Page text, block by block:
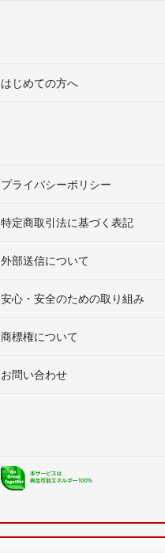
はじめての方へ
プライバシーポリシー
特定商取引法に基づく表記
外部送信について
安心・安全のための取り組み
商標権について
お問い合わせ